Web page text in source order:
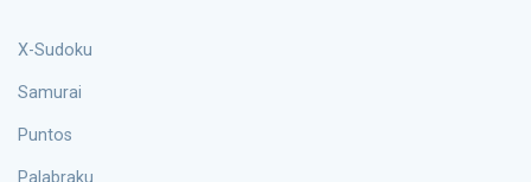
X-Sudoku
Samurai
Puntos
palabraku